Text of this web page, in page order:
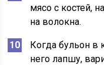
мясо с костей,
на волокна.
Когда бульон в
него лапшу,